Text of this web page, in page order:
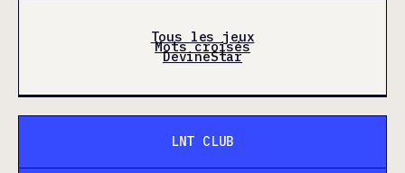
Tous les jeux
Mots croisés
DevineStar
LNT CLUB